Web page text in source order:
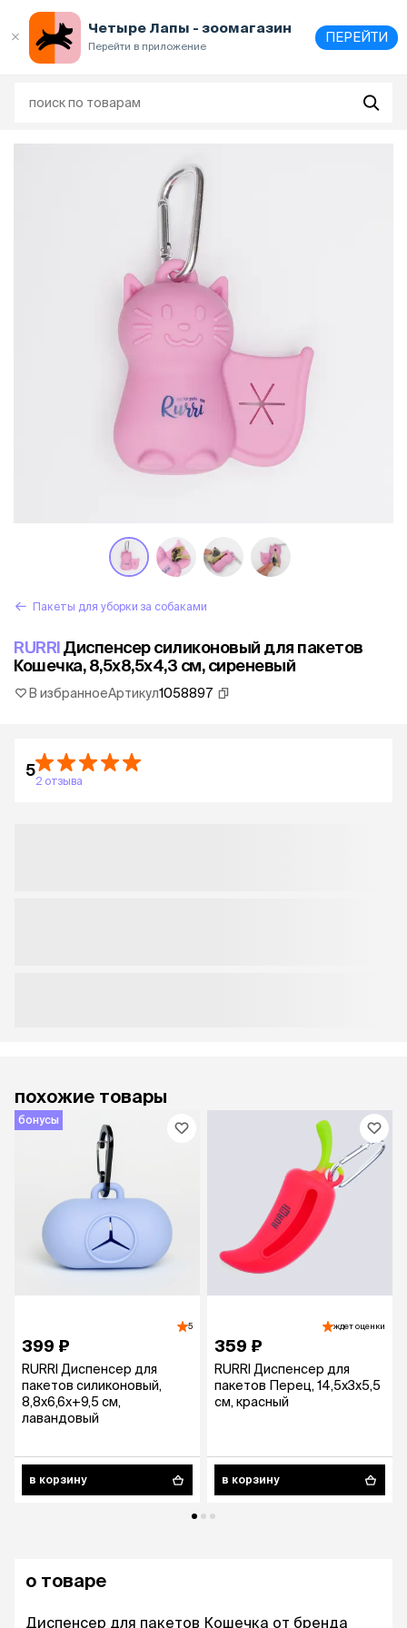
Четыре Лапы - зоомагазин
Перейти в приложение
ПЕРЕЙТИ
Пакеты для уборки за собаками
RURRIДиспенсер силиконовый для пакетов
Кошечка, 8,5х8,5х4,3 см, сиреневый
В избранноеАртикул1058897
5
2 отзыва
похожие товары
бонусы
5
399 ₽
RURRI Диспенсер для
пакетов силиконовый,
8,8х6,6х+9,5 см,
лавандовый
в корзину
ждет оценки
359 ₽
RURRI Диспенсер для
пакетов Перец, 14,5x3x5,5
см, красный
в корзину
о товаре
Диспенсер для пакетов Кошечка от бренда